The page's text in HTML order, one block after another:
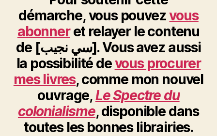
démarche, vous pouvezvous
abonneret relayer le contenu
de [سي نجيب]. Vous avez aussi
la possibilité devous procurer
mes livres, comme mon nouvel
ouvrage,Le Spectre du
colonialisme, disponible dans
toutes les bonnes librairies.